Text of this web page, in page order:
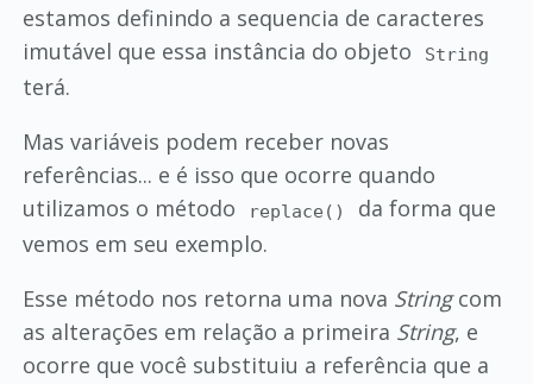
estamos definindo a sequencia de caracteres
imutável que essa instância do objeto
String
terá.
Mas variáveis podem receber novas
referências... e é isso que ocorre quando
utilizamos o método
replace()
da forma que
vemos em seu exemplo.
Esse método nos retorna uma nova Stringcom
as alterações em relação a primeira String, e
ocorre que você substituiu a referência que a